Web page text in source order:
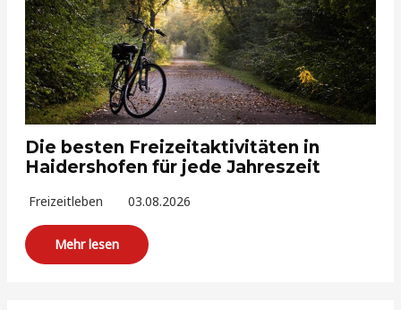
Die besten Freizeitaktivitäten in
Haidershofen für jede Jahreszeit
Freizeitleben 03.08.2026
Mehr lesen